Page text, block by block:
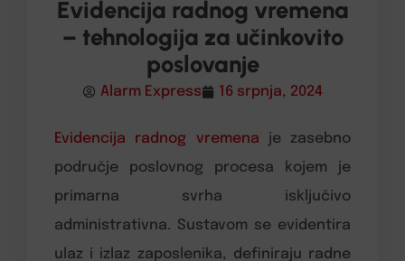
Evidencija radnog vremena
– tehnologija za učinkovito
poslovanje
Alarm Express 16 srpnja, 2024
Evidencija radnog vremena je zasebno
područje poslovnog procesa kojem je
primarna svrha isključivo
administrativna. Sustavom se evidentira
ulaz i izlaz zaposlenika, definiraju radne